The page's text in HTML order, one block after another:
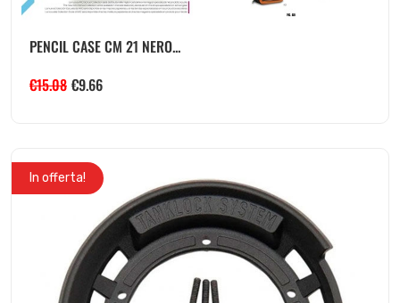
PENCIL CASE CM 21 NERO...
€15.08 €9.66
In offerta!